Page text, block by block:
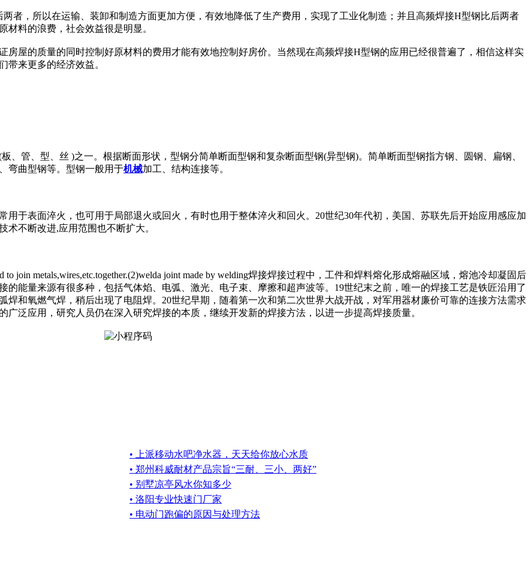
者，所以在运输、装卸和制造方面更加方便，有效地降低了生产费用，实现了工业化制造；并且高频焊接H型钢比后两者
材料的浪费，社会效益很是明显。
房屋的质量的同时控制好原材料的费用才能有效地控制好房价。当然现在高频焊接H型钢的应用已经很普遍了，相信这样实
带来更多的经济效益。
、管、型、丝 )之一。根据断面形状，型钢分简单断面型钢和复杂断面型钢(异型钢)。简单断面型钢指方钢、圆钢、扁钢、
弯曲型钢等。型钢一般用于机械加工、结构连接等。
于表面淬火，也可用于局部退火或回火，有时也用于整体淬火和回火。20世纪30年代初，美国、苏联先后开始应用感应加
不断改进,应用范围也不断扩大。
to join metals,wires,etc.together.(2)welda joint made by welding焊接焊接过程中，工件和焊料熔化形成熔融区域，熔池冷却凝固后
能量来源有很多种，包括气体焰、电弧、激光、电子束、摩擦和超声波等。19世纪末之前，唯一的焊接工艺是铁匠沿用了
焊和氧燃气焊，稍后出现了电阻焊。20世纪早期，随着第一次和第二次世界大战开战，对军用器材廉价可靠的连接方法需求
广泛应用，研究人员仍在深入研究焊接的本质，继续开发新的焊接方法，以进一步提高焊接质量。
• 上派移动水吧净水器，天天给你放心水质
• 郑州科威耐材产品宗旨“三耐、三小、两好”
• 别墅凉亭风水你知多少
• 洛阳专业快速门厂家
• 电动门跑偏的原因与处理方法